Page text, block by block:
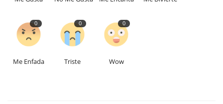
0
Me Enfada
0
Triste
0
Wow